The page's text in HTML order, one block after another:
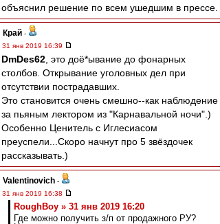
объяснил решение по всем ушедшим в прессе.
Край -
31 янв 2019 16:39
DmDes62 , это доё*ывание до фонарных
столбов. Открывание уголовных дел при
отсутствии пострадавших.
Это становится очень смешно--как наблюдение
за пьяным лектором из "Карнавальной ночи".)
Особенно Ценитель с Иглесиасом
преуспели...Скоро начнут про 5 звёздочек
рассказывать.)
Valentinovich -
31 янв 2019 16:38
RoughBoy » 31 янв 2019 16:20
Где можно получить з/п от продажного РУ?